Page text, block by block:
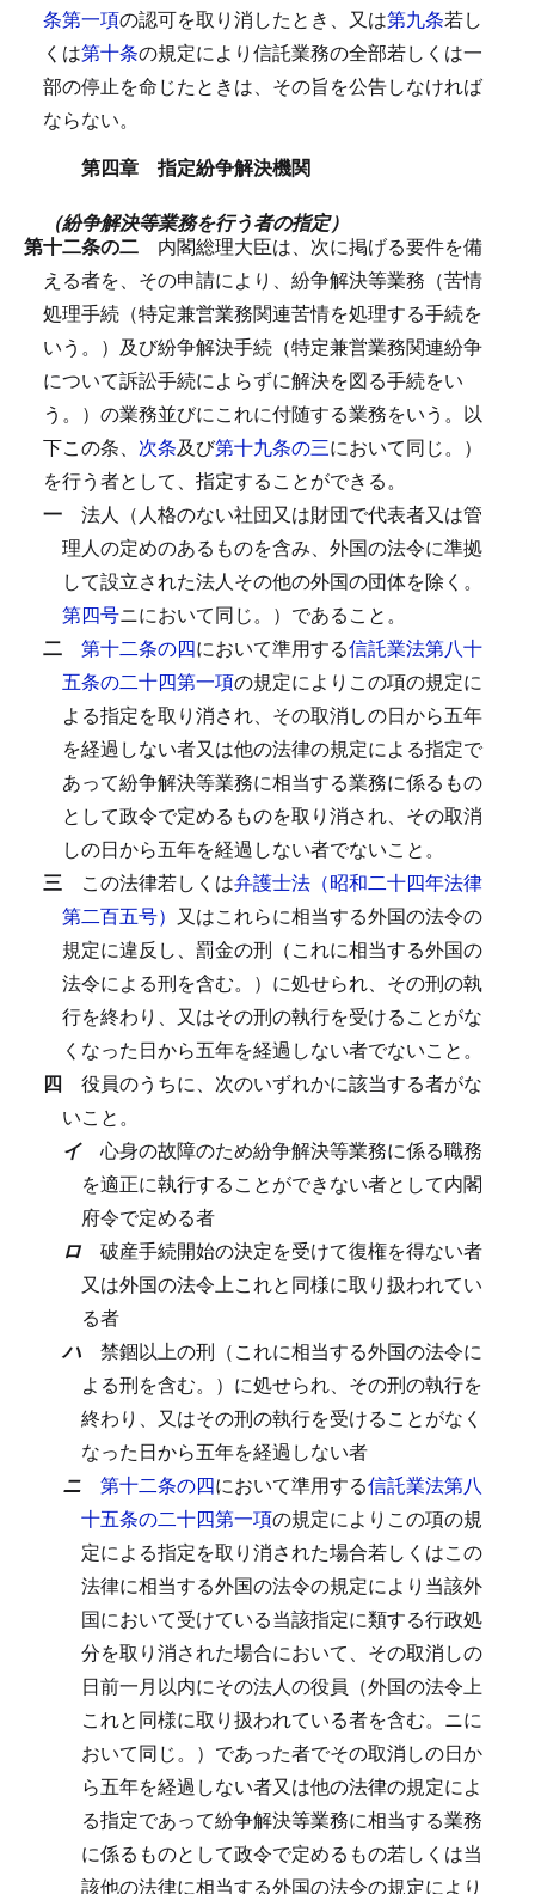
条第一項の認可を取り消したとき、又は第九条若し
くは第十条の規定により信託業務の全部若しくは一
部の停止を命じたときは、その旨を公告しなければ
ならない。
第四章 指定紛争解決機関
（紛争解決等業務を行う者の指定）
第十二条の二 内閣総理大臣は、次に掲げる要件を備
える者を、その申請により、紛争解決等業務（苦情
処理手続（特定兼営業務関連苦情を処理する手続を
いう。）及び紛争解決手続（特定兼営業務関連紛争
について訴訟手続によらずに解決を図る手続をい
う。）の業務並びにこれに付随する業務をいう。以
下この条、 次条及び第十九条の三において同じ。）
を行う者として、指定することができる。
一 法人（人格のない社団又は財団で代表者又は管
理人の定めのあるものを含み、外国の法令に準拠
して設立された法人その他の外国の団体を除く。
第四号ニにおいて同じ。）であること。
二 第十二条の四において準用する信託業法第八十
五条の二十四第一項の規定によりこの項の規定に
よる指定を取り消され、その取消しの日から五年
を経過しない者又は他の法律の規定による指定で
あって紛争解決等業務に相当する業務に係るもの
として政令で定めるものを取り消され、その取消
しの日から五年を経過しない者でないこと。
三 この法律若しくは弁護士法（昭和二十四年法律
第二百五号） 又はこれらに相当する外国の法令の
規定に違反し、罰金の刑（これに相当する外国の
法令による刑を含む。）に処せられ、その刑の執
行を終わり、又はその刑の執行を受けることがな
くなった日から五年を経過しない者でないこと。
四 役員のうちに、次のいずれかに該当する者がな
いこと。
イ 心身の故障のため紛争解決等業務に係る職務
を適正に執行することができない者として内閣
府令で定める者
ロ 破産手続開始の決定を受けて復権を得ない者
又は外国の法令上これと同様に取り扱われてい
る者
ハ 禁錮以上の刑（これに相当する外国の法令に
よる刑を含む。）に処せられ、その刑の執行を
終わり、又はその刑の執行を受けることがなく
なった日から五年を経過しない者
ニ 第十二条の四において準用する信託業法第八
十五条の二十四第一項の規定によりこの項の規
定による指定を取り消された場合若しくはこの
法律に相当する外国の法令の規定により当該外
国において受けている当該指定に類する行政処
分を取り消された場合において、その取消しの
日前一月以内にその法人の役員（外国の法令上
これと同様に取り扱われている者を含む。ニに
おいて同じ。）であった者でその取消しの日か
ら五年を経過しない者又は他の法律の規定によ
る指定であって紛争解決等業務に相当する業務
に係るものとして政令で定めるもの若しくは当
該他の法律に相当する外国の法令の規定により